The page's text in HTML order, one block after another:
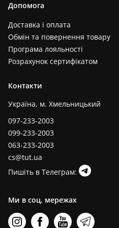
Допомога
Доставка і оплата
Обмін та повернення товару
Програма лояльності
Розрахунок сертифікатом
Контакти
Україна, м. Хмельницький
097-233-2003
099-233-2003
063-233-2003
cs@tut.ua
Пишіть в Телеграм:
Ми в соц. мережах